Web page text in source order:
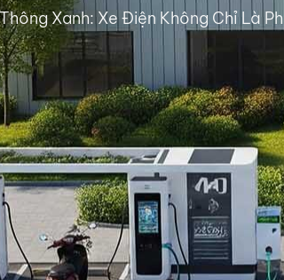
Xanh: Xe Điện Không Chỉ Là